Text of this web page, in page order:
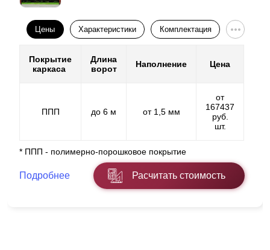
Цены Характеристики Комплектация
Покрытие
каркаса
Длина
ворот
Наполнение Цена
ППП до 6 м от 1,5 мм
от
167437
руб.
шт.
* ППП - полимерно-порошковое покрытие
Подробнее Расчитать стоимость